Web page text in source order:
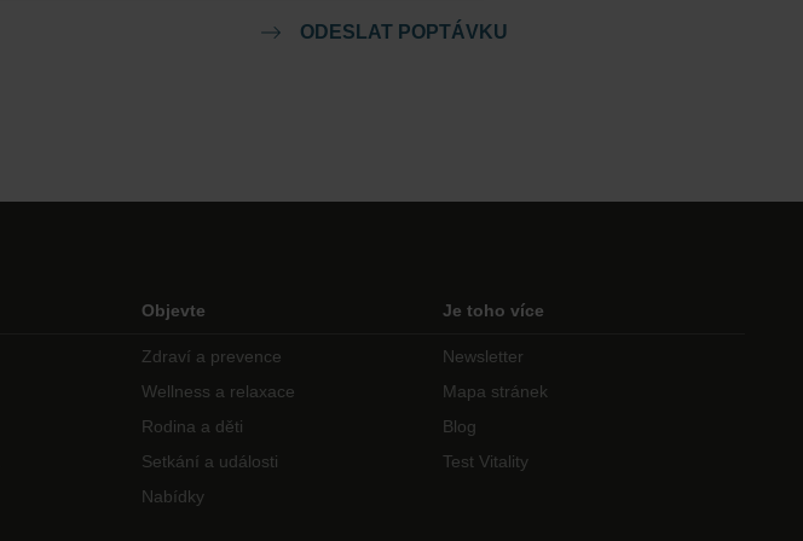
ODESLAT POPTÁVKU
Objevte
Zdraví a prevence
Wellness a relaxace
Rodina a děti
Setkání a události
Nabídky
Je toho více
Newsletter
Mapa stránek
Blog
Test Vitality